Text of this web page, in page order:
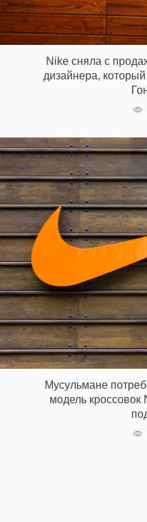
Nike сняла с
дизайнера,
Мусульмане
модель кроссовок